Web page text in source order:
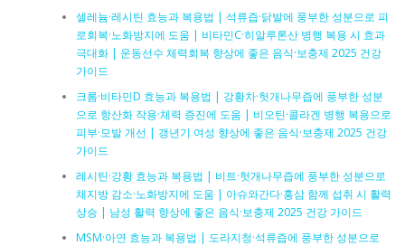
셀레늄·레시틴 효능과 복용법 | 석류즙·닭발에 풍부한 성분으로 피
로회복·노화방지에 도움 | 비타민C·히알루론산 병행 복용 시 효과
극대화 | 운동선수 체력회복 향상에 좋은 음식·보충제 2025 건강
가이드
크롬·비타민D 효능과 복용법 | 강황차·헛개나무즙에 풍부한 성분
으로 항산화 작용·체력 증진에 도움 | 비오틴·콜라겐 병행 복용으로
피부·모발 개선 | 갱년기 여성 향상에 좋은 음식·보충제 2025 건강
가이드
레시틴·강황 효능과 복용법 | 비트·헛개나무즙에 풍부한 성분으로
체지방 감소·노화방지에 도움 | 아슈와간다·홍삼 함께 섭취 시 활력
상승 | 남성 활력 향상에 좋은 음식·보충제 2025 건강 가이드
MSM·아연 효능과 복용법 | 도라지청·석류즙에 풍부한 성분으로